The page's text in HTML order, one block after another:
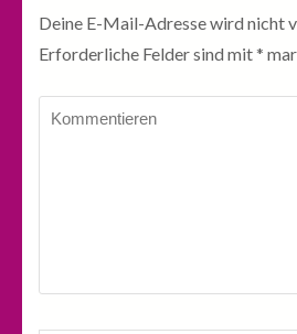
Deine E-Mail-Adresse wird nicht
Erforderliche Felder sind mit*
Kommentieren